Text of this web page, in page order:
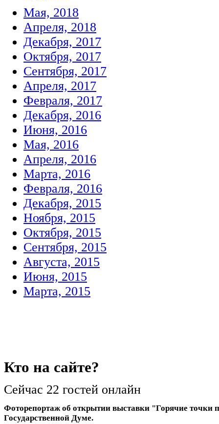
Мая, 2018
Апреля, 2018
Декабря, 2017
Октября, 2017
Сентября, 2017
Апреля, 2017
Февраля, 2017
Декабря, 2016
Июня, 2016
Мая, 2016
Апреля, 2016
Марта, 2016
Февраля, 2016
Декабря, 2015
Ноября, 2015
Октября, 2015
Сентября, 2015
Августа, 2015
Июня, 2015
Марта, 2015
Кто на сайте?
Сейчас 22 гостей онлайн
Фоторепортаж об открытии выставки "Горячие точки
Государственной Думе.